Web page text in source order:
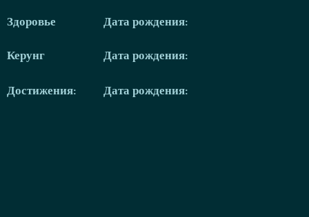
Здоровье
Керунг
Достижения:
Дата рождения:
Дата рождения:
Дата рождения: